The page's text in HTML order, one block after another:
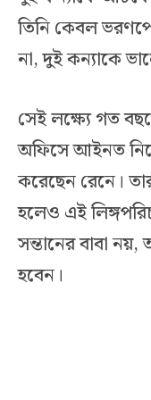
তিনি কেবল
না, দুই কন্যাকে
সেই লক্ষ্যে গত
অফিসে আইনত
করেছেন রেনে।
হলেও এই
সন্তানের বাবা
হবেন।